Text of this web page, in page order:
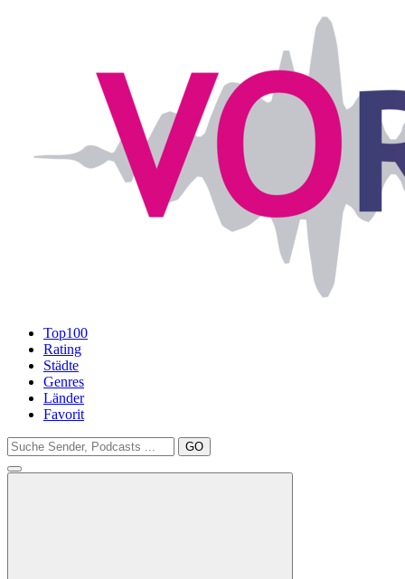
Top100
Rating
Städte
Genres
Länder
Favorit
GO